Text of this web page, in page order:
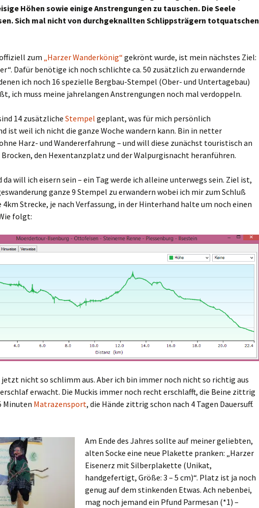
Höhen sowie einige Anstrengungen zu tauschen. Die Seele
Sich mal nicht von durchgeknallten Schlippsträgern totquatschen
zum „Harzer Wanderkönig“ gekrönt wurde, ist mein nächstes Ziel:
Dafür benötige ich noch schlichte ca. 50 zusätzlich zu erwandernde
ich noch 16 spezielle Bergbau-Stempel (Ober- und Untertagebau)
ich muss meine jahrelangen Anstrengungen noch mal verdoppeln.
14 zusätzliche Stempel geplant, was für mich persönlich
ist weil ich nicht die ganze Woche wandern kann. Bin in netter
Harz- und Wandererfahrung – und will diese zunächst touristisch an
Brocken, den Hexentanzplatz und der Walpurgisnacht heranführen.
da will ich eisern sein – ein Tag werde ich alleine unterwegs sein. Ziel ist,
ganze 9 Stempel zu erwandern wobei ich mir zum Schluß
4km Strecke, je nach Verfassung, in der Hinterhand halte um noch einen
folgt:
jetzt nicht so schlimm aus. Aber ich bin immer noch nicht so richtig aus
erwacht. Die Muckis immer noch recht erschlafft, die Beine zittrig
Minuten Matrazensport, die Hände zittrig schon nach 4 Tagen Dauersuff.
Am Ende des Jahres sollte auf meiner geliebten,
alten Socke eine neue Plakette pranken: „Harzer
Eisenerz mit Silberplakette (Unikat,
handgefertigt, Größe: 3 – 5 cm)“. Platz ist ja noch
genug auf dem stinkenden Etwas. Ach nebenbei,
mag noch jemand ein Pfund Parmesan (*1) –